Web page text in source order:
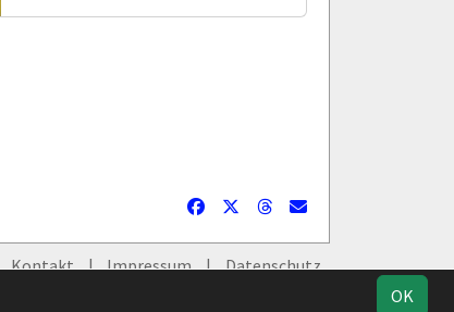
Kontakt Impressum
Datenschutz
OK